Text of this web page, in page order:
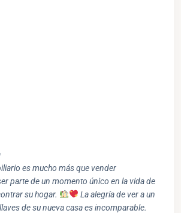
es mucho más que vender
parte de un momento único en la vida de
su hogar.
La alegría de ver a un
de su nueva casa es incomparable.